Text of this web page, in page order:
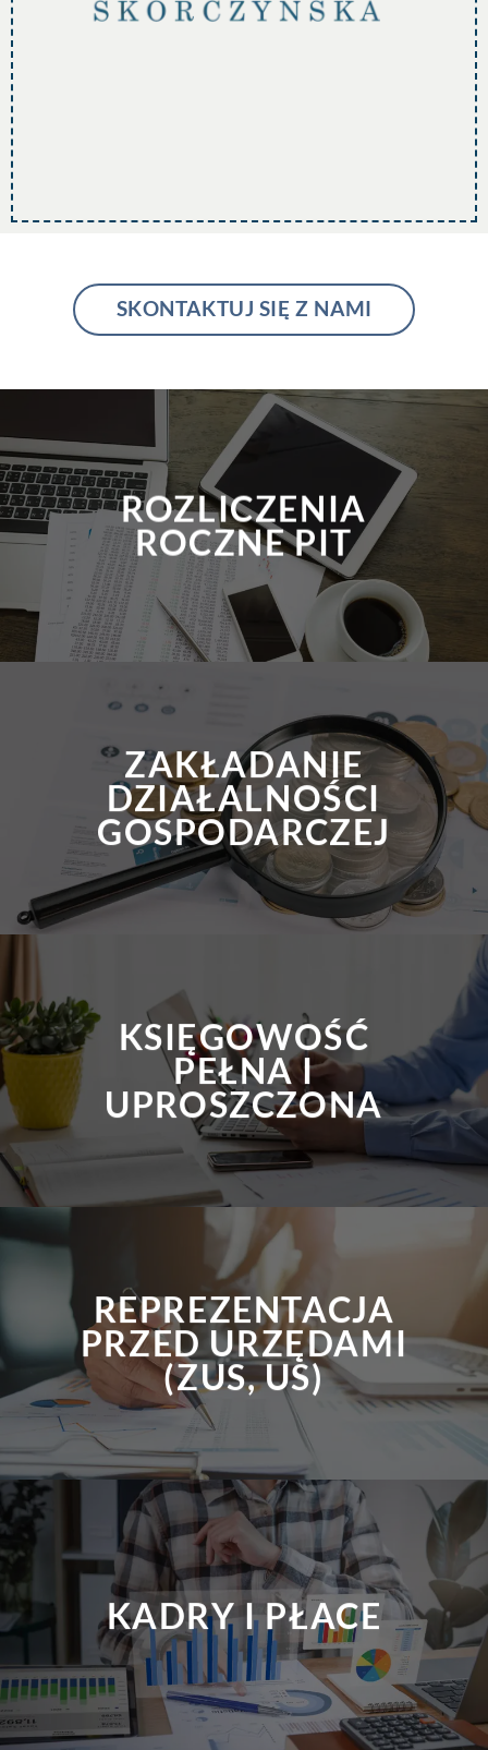
SKONTAKTUJ SIĘ Z NAMI
ROZLICZENIA
ROCZNE PIT
ZAKŁADANIE
DZIAŁALNOŚCI
GOSPODARCZEJ
KSIĘGOWOŚĆ
PEŁNA I
UPROSZCZONA
REPREZENTACJA
PRZED URZĘDAMI
(ZUS, US)
KADRY I PŁACE